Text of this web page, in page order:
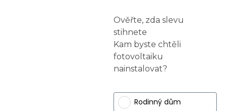
Ověřte, zda slevu
stihnete
Kam byste chtěli
fotovoltaiku
nainstalovat?
Rodinný dům